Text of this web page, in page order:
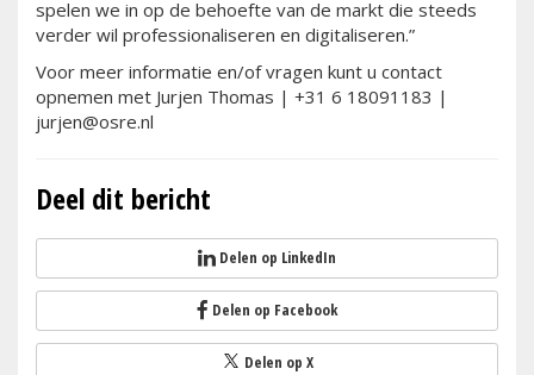
spelen we in op de behoefte van de markt die steeds
verder wil professionaliseren en digitaliseren.”
Voor meer informatie en/of vragen kunt u contact
opnemen met Jurjen Thomas | +31 6 18091183 |
jurjen@osre.nl
Deel dit bericht
Delen op LinkedIn
Delen op Facebook
Delen op X